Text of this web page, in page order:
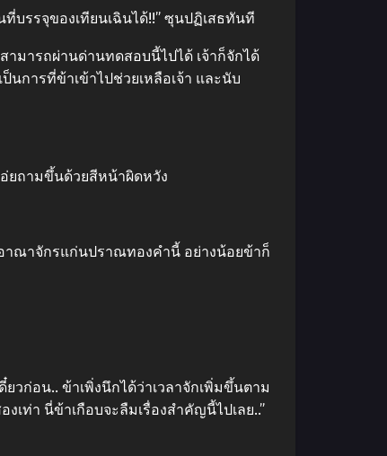
บรรจุของเทียนเฉินได้!!” ซุนปฏิเสธทันที
ามารถผ่านด่านทดสอบนี้ไปได้ เจ้าก็จักได้
การที่ข้าเข้าไปช่วยเหลือเจ้า และนับ
ยถามขึ้นด้วยสีหน้าผิดหวัง
าณาจักรแก่นปราณทองคำนี้ อย่างน้อยข้าก็
วก่อน.. ข้าเพิ่งนึกได้ว่าเวลาจักเพิ่มขึ้นตาม
ท่า นี่ข้าเกือบจะลืมเรื่องสำคัญนี้ไปเลย..”